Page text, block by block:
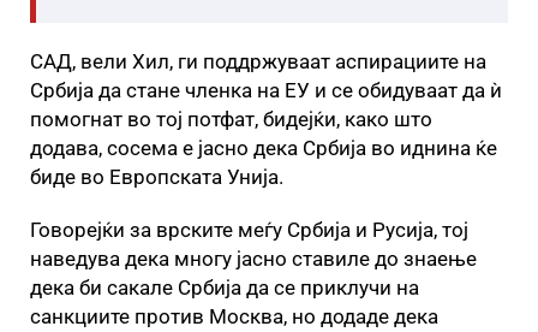
САД, вели Хил, ги поддржуваат аспирациите на
Србија да стане членка на ЕУ и се обидуваат да ѝ
помогнат во тој потфат, бидејќи, како што
додава, сосема е јасно дека Србија во иднина ќе
биде во Европската Унија.
Говорејќи за врските меѓу Србија и Русија, тој
наведува дека многу јасно ставиле до знаење
дека би сакале Србија да се приклучи на
санкциите против Москва, но додаде дека